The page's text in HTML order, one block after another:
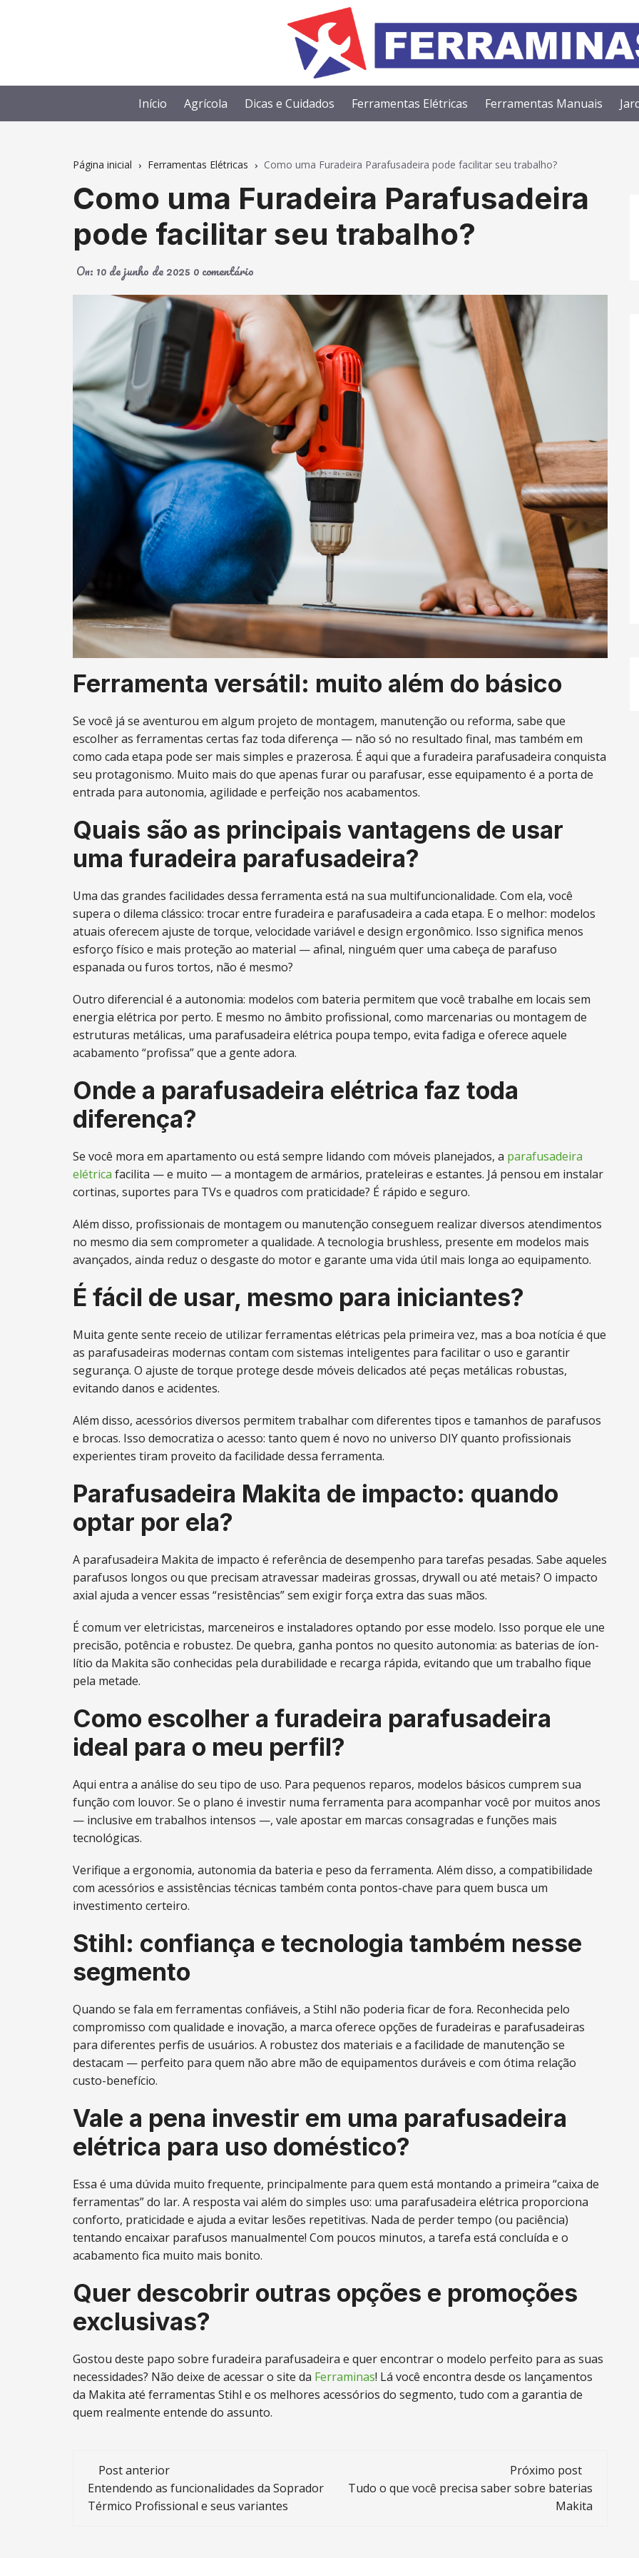
Início Agrícola Dicas e Cuidados Ferramentas Elétricas Ferramentas Manuais
Página inicial Ferramentas Elétricas Como uma Furadeira Parafusadeira pode facilitar seu trabalho?
Como uma Furadeira Parafusadeira
pode facilitar seu trabalho?
On: 10 de junho de 2025 0 comentário
Ferramenta versátil: muito além do básico
Se você já se aventurou em algum projeto de montagem, manutenção ou reforma, sabe que
escolher as ferramentas certas faz toda diferença — não só no resultado final, mas também em
como cada etapa pode ser mais simples e prazerosa. É aqui que a furadeira parafusadeira conquista
seu protagonismo. Muito mais do que apenas furar ou parafusar, esse equipamento é a porta de
entrada para autonomia, agilidade e perfeição nos acabamentos.
Quais são as principais vantagens de usar
uma furadeira parafusadeira?
Uma das grandes facilidades dessa ferramenta está na sua multifuncionalidade. Com ela, você
supera o dilema clássico: trocar entre furadeira e parafusadeira a cada etapa. E o melhor: modelos
atuais oferecem ajuste de torque, velocidade variável e design ergonômico. Isso significa menos
esforço físico e mais proteção ao material — afinal, ninguém quer uma cabeça de parafuso
espanada ou furos tortos, não é mesmo?
Outro diferencial é a autonomia: modelos com bateria permitem que você trabalhe em locais sem
energia elétrica por perto. E mesmo no âmbito profissional, como marcenarias ou montagem de
estruturas metálicas, uma parafusadeira elétrica poupa tempo, evita fadiga e oferece aquele
acabamento “profissa” que a gente adora.
Onde a parafusadeira elétrica faz toda
diferença?
Se você mora em apartamento ou está sempre lidando com móveis planejados, a parafusadeira
elétrica facilita — e muito — a montagem de armários, prateleiras e estantes. Já pensou em instalar
cortinas, suportes para TVs e quadros com praticidade? É rápido e seguro.
Além disso, profissionais de montagem ou manutenção conseguem realizar diversos atendimentos
no mesmo dia sem comprometer a qualidade. A tecnologia brushless, presente em modelos mais
avançados, ainda reduz o desgaste do motor e garante uma vida útil mais longa ao equipamento.
É fácil de usar, mesmo para iniciantes?
Muita gente sente receio de utilizar ferramentas elétricas pela primeira vez, mas a boa notícia é que
as parafusadeiras modernas contam com sistemas inteligentes para facilitar o uso e garantir
segurança. O ajuste de torque protege desde móveis delicados até peças metálicas robustas,
evitando danos e acidentes.
Além disso, acessórios diversos permitem trabalhar com diferentes tipos e tamanhos de parafusos
e brocas. Isso democratiza o acesso: tanto quem é novo no universo DIY quanto profissionais
experientes tiram proveito da facilidade dessa ferramenta.
Parafusadeira Makita de impacto: quando
optar por ela?
A parafusadeira Makita de impacto é referência de desempenho para tarefas pesadas. Sabe aqueles
parafusos longos ou que precisam atravessar madeiras grossas, drywall ou até metais? O impacto
axial ajuda a vencer essas “resistências” sem exigir força extra das suas mãos.
É comum ver eletricistas, marceneiros e instaladores optando por esse modelo. Isso porque ele une
precisão, potência e robustez. De quebra, ganha pontos no quesito autonomia: as baterias de íon-
lítio da Makita são conhecidas pela durabilidade e recarga rápida, evitando que um trabalho fique
pela metade.
Como escolher a furadeira parafusadeira
ideal para o meu perfil?
Aqui entra a análise do seu tipo de uso. Para pequenos reparos, modelos básicos cumprem sua
função com louvor. Se o plano é investir numa ferramenta para acompanhar você por muitos anos
— inclusive em trabalhos intensos —, vale apostar em marcas consagradas e funções mais
tecnológicas.
Verifique a ergonomia, autonomia da bateria e peso da ferramenta. Além disso, a compatibilidade
com acessórios e assistências técnicas também conta pontos-chave para quem busca um
investimento certeiro.
Stihl: confiança e tecnologia também nesse
segmento
Quando se fala em ferramentas confiáveis, a Stihl não poderia ficar de fora. Reconhecida pelo
compromisso com qualidade e inovação, a marca oferece opções de furadeiras e parafusadeiras
para diferentes perfis de usuários. A robustez dos materiais e a facilidade de manutenção se
destacam — perfeito para quem não abre mão de equipamentos duráveis e com ótima relação
custo-benefício.
Vale a pena investir em uma parafusadeira
elétrica para uso doméstico?
Essa é uma dúvida muito frequente, principalmente para quem está montando a primeira “caixa de
ferramentas” do lar. A resposta vai além do simples uso: uma parafusadeira elétrica proporciona
conforto, praticidade e ajuda a evitar lesões repetitivas. Nada de perder tempo (ou paciência)
tentando encaixar parafusos manualmente! Com poucos minutos, a tarefa está concluída e o
acabamento fica muito mais bonito.
Quer descobrir outras opções e promoções
exclusivas?
Gostou deste papo sobre furadeira parafusadeira e quer encontrar o modelo perfeito para as suas
necessidades? Não deixe de acessar o site da Ferraminas! Lá você encontra desde os lançamentos
da Makita até ferramentas Stihl e os melhores acessórios do segmento, tudo com a garantia de
quem realmente entende do assunto.
Navegação
de
Post anterior
Entendendo as funcionalidades da Soprador
Térmico Profissional e seus variantes
Próximo post
Tudo o que você precisa saber sobre baterias
Makita